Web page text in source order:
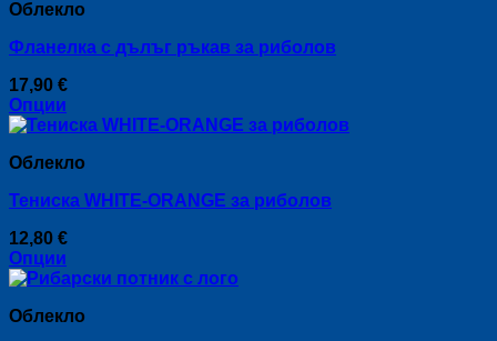
on
the
product
page
has
variants.
options
may
be
on
the
product
page
Облекло
Фланелка с дълъг ръкав за риболов
17,90 €
Опции
This
has
variants.
options
may
be
on
Облекло
Тениска WHITE-ORANGE за риболов
12,80 €
Опции
This
has
Облекло